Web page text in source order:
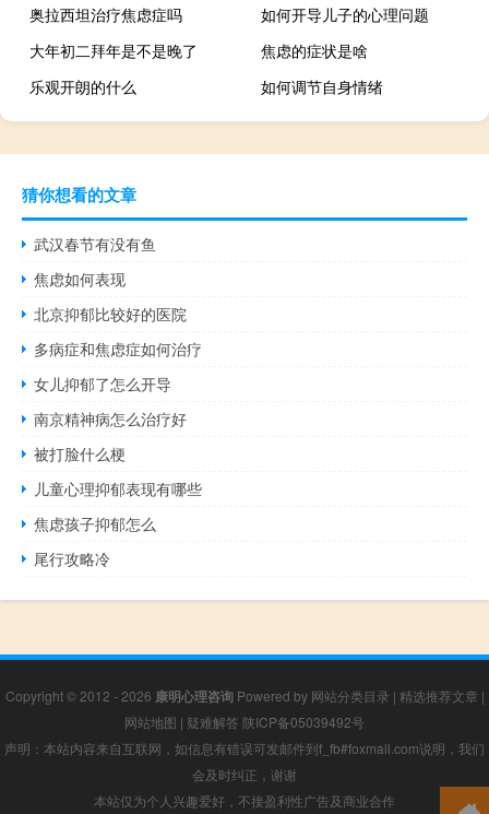
奥拉西坦治疗焦虑症吗
如何开导儿子的心理问题
大年初二拜年是不是晚了
焦虑的症状是啥
乐观开朗的什么
如何调节自身情绪
猜你想看的文章
武汉春节有没有鱼
焦虑如何表现
北京抑郁比较好的医院
多病症和焦虑症如何治疗
女儿抑郁了怎么开导
南京精神病怎么治疗好
被打脸什么梗
儿童心理抑郁表现有哪些
焦虑孩子抑郁怎么
尾行攻略冷
Copyright © 2012 - 2026 康明心理咨询Powered by 网站分类目录 | 精选推荐文章 |
网站地图 | 疑难解答 陕ICP备05039492号
声明：本站内容来自互联网，如信息有错误可发邮件到f_fb#foxmail.com说明，我们
会及时纠正，谢谢
本站仅为个人兴趣爱好，不接盈利性广告及商业合作